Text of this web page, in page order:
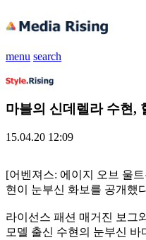
menu search
마블의 신데렐라 수현,
15.04.20 12:09
[어벤져스: 에이지 오브 울
현이 눈부신 화보를 공개했
라이선스 패션 매거진 보그
모델 출신 수현의 눈부신 바